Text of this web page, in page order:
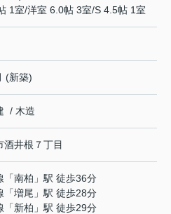
1室/洋室 6.0帖 3室/S 4.5帖 1室
(新築)
/ 木造
酒井根 ７丁目
「南柏 」駅 徒歩36分
「増尾 」駅 徒歩28分
「新柏 」駅 徒歩29分